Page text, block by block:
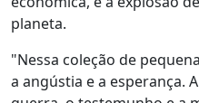
planeta.
"Nessa coleção de
a angústia e a esperança.